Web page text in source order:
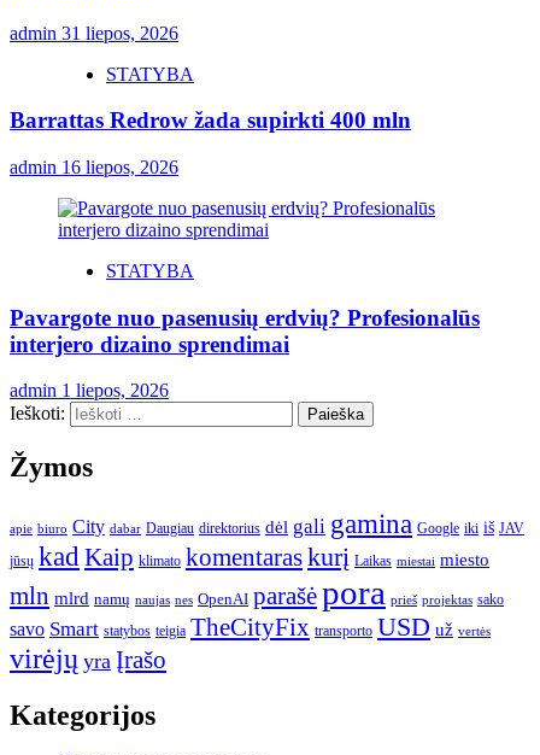
admin 31 liepos, 2026
STATYBA
Barrattas Redrow žada supirkti 400 mln
admin 16 liepos, 2026
STATYBA
Pavargote nuo pasenusių erdvių? Profesionalūs
interjero dizaino sprendimai
admin 1 liepos, 2026
Ieškoti:
Žymos
apie biuro City dabar Daugiau direktorius dėl gali gamina Google iki iš JAV
jūsų kad Kaip klimato komentaraskurį Laikas miestai miesto
mln mlrd namų naujas nes OpenAI parašėpora prieš projektas sako
savo Smart statybos teigia TheCityFix transporto USD už vertės
virėjų yra Įrašo
Kategorijos